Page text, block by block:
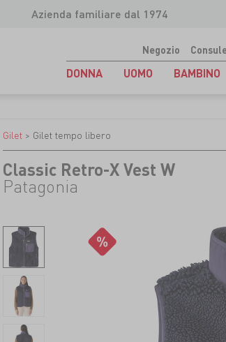
Azienda familiare dal 1974
Negozio
DONNA UOMO BAMBINO
Gilet > Gilet tempo libero
Classic Retro-X Vest W
Patagonia